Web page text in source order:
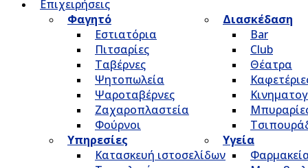
Επιχειρήσεις
Φαγητό
Εστιατόρια
Πιτσαρίες
Ταβέρνες
Ψητοπωλεία
Ψαροταβέρνες
Ζαχαροπλαστεία
Φούρνοι
Διασκέδαση
Bar
Club
Θέατρα
Υπηρεσίες
Κατασκευή ιστοσελίδων
Υγεία